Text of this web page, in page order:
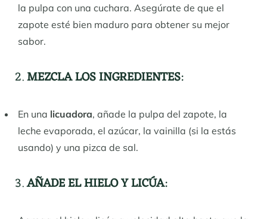
la pulpa con una cuchara. Asegúrate de que el
zapote esté bien maduro para obtener su mejor
sabor.
2.MEZCLA LOS INGREDIENTES:
En una licuadora, añade la pulpa del zapote, la
leche evaporada, el azúcar, la vainilla (si la estás
usando) y una pizca de sal.
3.AÑADE EL HIELO Y LICÚA: